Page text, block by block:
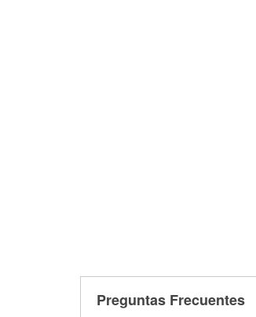
Preguntas Frecuentes